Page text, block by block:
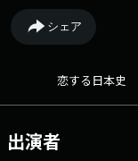
http://www.jfn.jp/koi メ
https://form.jfn.co.jp/
シェア
恋する日本史
出演者